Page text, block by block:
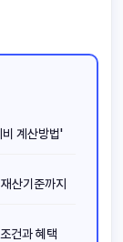
계산방법'
산기준까지
건과 혜택